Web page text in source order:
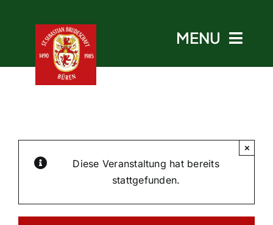
MENU
Diese Veranstaltung hat bereits
stattgefunden.
×